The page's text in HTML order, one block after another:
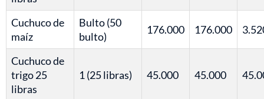
Cuchuco de
maíz
Bulto (50
bulto)
176.000 176.000
Cuchuco de
trigo 25
libras
1 (25 libras) 45.000 45.000